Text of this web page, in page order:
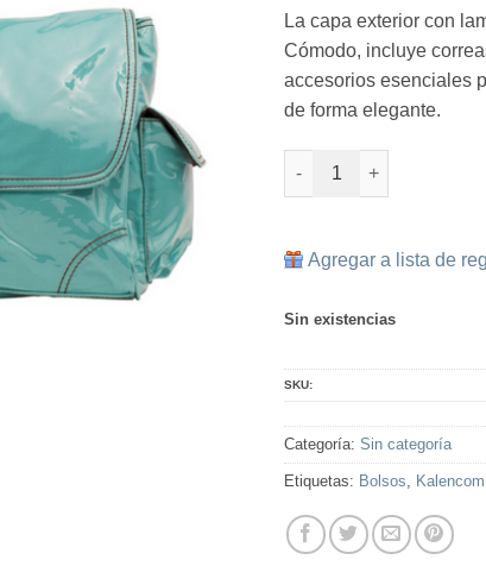
La capa exterior con
Cómodo, incluye
accesorios esenciales
de forma elegante.
Acqua Corduroy -
Agregar a lista de
Sin existencias
SKU:
Categoría: Sin categoría
Etiquetas: Bolsos, Kalencom